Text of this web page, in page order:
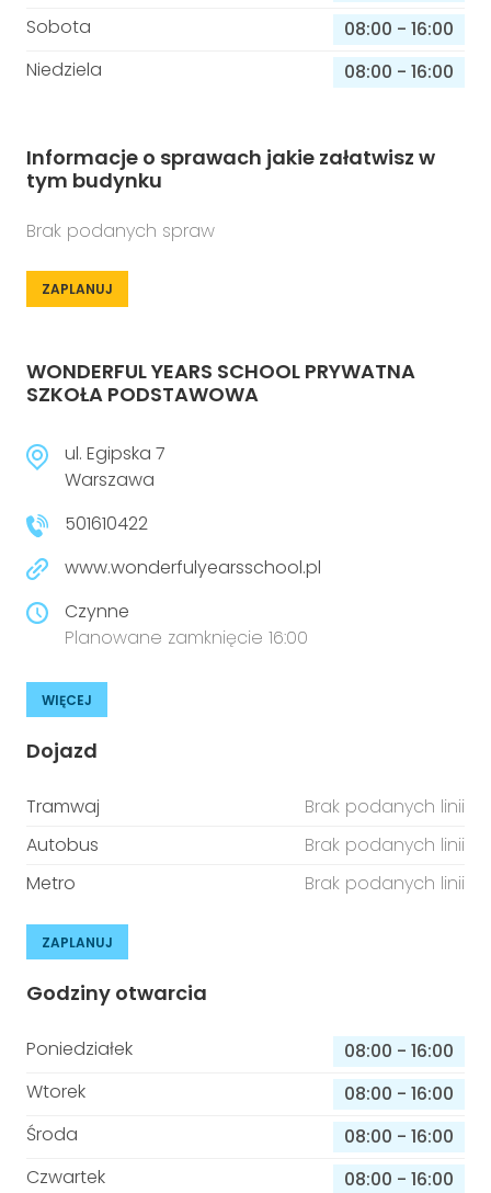
Sobota
08:00 - 16:00
Niedziela
08:00 - 16:00
Informacje o sprawach jakie załatwisz w
tym budynku
Brak podanych spraw
ZAPLANUJ
WONDERFUL YEARS SCHOOL PRYWATNA
SZKOŁA PODSTAWOWA
ul. Egipska 7
Warszawa
501610422
www.wonderfulyearsschool.pl
Czynne
Planowane zamknięcie 16:00
WIĘCEJ
Dojazd
Tramwaj
Brak podanych linii
Autobus
Brak podanych linii
Metro
Brak podanych linii
ZAPLANUJ
Godziny otwarcia
Poniedziałek 08:00 - 16:00
Wtorek
08:00 - 16:00
Środa
08:00 - 16:00
Czwartek
08:00 - 16:00